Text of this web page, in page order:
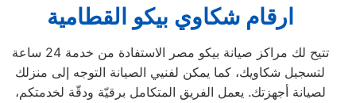
ارقام شكاوي بيكو القطامية
تتيح لك مراكز صيانة بيكو مصر الاستفادة من خدمة 24 ساعة
لتسجيل شكاويك، كما يمكن لفنيي الصيانة التوجه إلى منزلك
لصيانة أجهزتك. يعمل الفريق المتكامل برقيّة ودقّة لخدمتكم،